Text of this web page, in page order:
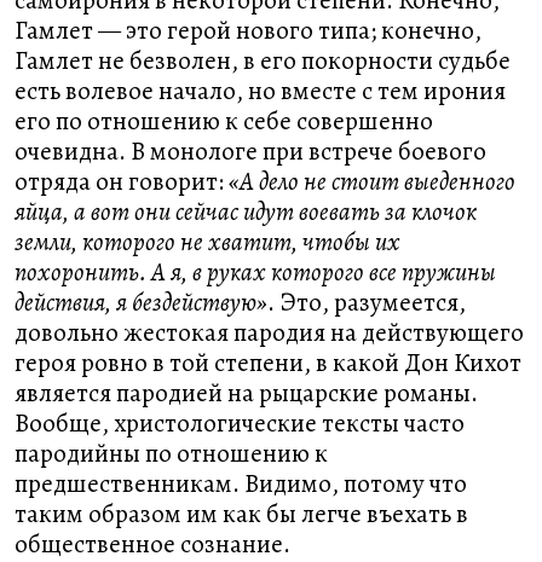
Гамлет — это герой нового типа; конечно,
Гамлет не безволен, в его покорности судьбе
есть волевое начало, но вместе с тем ирония
его по отношению к себе совершенно
очевидна. В монологе при встрече боевого
отряда он говорит:«А дело не стоит выеденного
яйца, а вот они сейчас идут воевать за клочок
земли, которого не хватит, чтобы их
похоронить. А я, в руках которого все пружины
действия, я бездействую». Это, разумеется,
довольно жестокая пародия на действующего
героя ровно в той степени, в какой Дон Кихот
является пародией на рыцарские романы.
Вообще, христологические тексты часто
пародийны по отношению к
предшественникам. Видимо, потому что
таким образом им как бы легче въехать в
общественное сознание.